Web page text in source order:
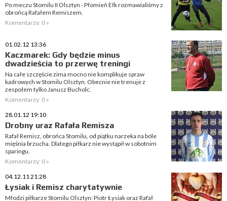
Po meczu Stomilu II Olsztyn - Płomień Ełk rozmawialiśmy z
obrońcą Rafałem Remiszem.
Komentarzy: 0 »
01.02.12 13:36
Kaczmarek: Gdy będzie minus
dwadzieścia to przerwę treningi
Na całe szczęście zima mocno nie komplikuje spraw
kadrowych w Stomilu Olsztyn. Obecnie nie trenuje z
zespołem tylko Janusz Bucholc.
Komentarzy: 0 »
28.01.12 19:10
Drobny uraz Rafała Remisza
Rafał Remisz, obrońca Stomilu, od piątku narzeka na bóle
mięśnia brzucha. Dlatego piłkarz nie wystąpił w sobotnim
sparingu.
Komentarzy: 0 »
04.12.11 21:28
Łysiak i Remisz charytatywnie
Młodzi piłkarze Stomilu Olsztyn: Piotr Łysiak oraz Rafał